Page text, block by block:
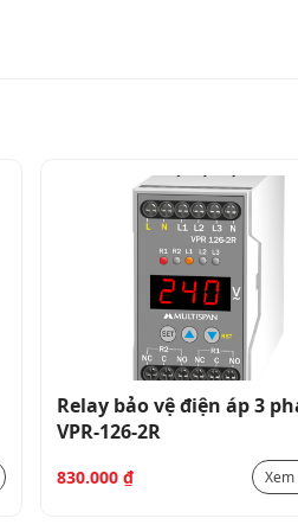
thứ nhất (NO – C – NC)
thứ hai (NO – C)
nhất 10 Amp, 230V AC (Tải điện trở)
hai 5 Amp (Với sự truyền động
270V AC, 50Hz
230 AC TỐI ĐA
Relay bảo vệ dòng rò,
ELR-63
1.050.000